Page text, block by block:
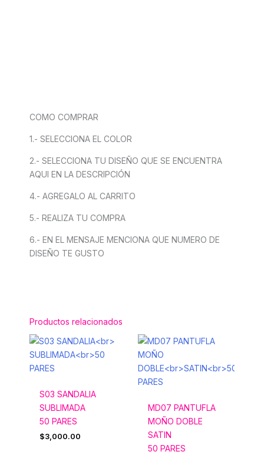
COMO COMPRAR
1.- SELECCIONA EL COLOR
2.- SELECCIONA TU DISEÑO QUE SE ENCUENTRA
AQUI EN LA DESCRIPCIÓN
4.- AGREGALO AL CARRITO
5.- REALIZA TU COMPRA
6.- EN EL MENSAJE MENCIONA QUE NUMERO DE
DISEÑO TE GUSTO
Productos relacionados
S03 SANDALIA
SUBLIMADA
50 PARES
$3,000.00
MD07 PANTUFLA
MOÑO DOBLE
SATIN
50 PARES